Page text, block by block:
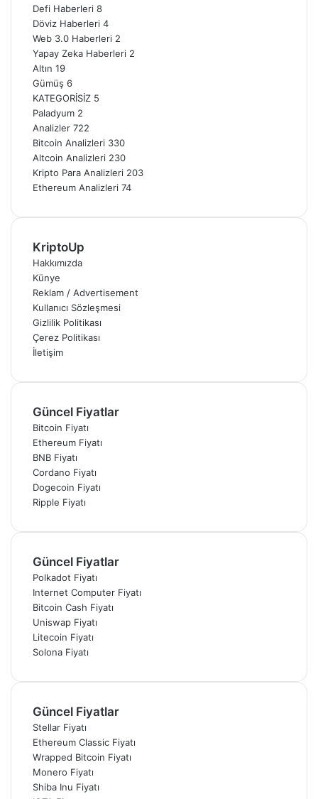
Defi Haberleri 8
Döviz Haberleri 4
Web 3.0 Haberleri 2
Yapay Zeka Haberleri 2
Altın 19
Gümüş 6
KATEGORİSİZ 5
Paladyum 2
Analizler 722
Bitcoin Analizleri 330
Altcoin Analizleri 230
Kripto Para Analizleri 203
Ethereum Analizleri 74
KriptoUp
Hakkımızda
Künye
Reklam / Advertisement
Kullanıcı Sözleşmesi
Gizlilik Politikası
Çerez Politikası
İletişim
Güncel Fiyatlar
Bitcoin Fiyatı
Ethereum Fiyatı
BNB Fiyatı
Cordano Fiyatı
Dogecoin Fiyatı
Ripple Fiyatı
Güncel Fiyatlar
Polkadot Fiyatı
Internet Computer Fiyatı
Bitcoin Cash Fiyatı
Uniswap Fiyatı
Litecoin Fiyatı
Solona Fiyatı
Güncel Fiyatlar
Stellar Fiyatı
Ethereum Classic Fiyatı
Wrapped Bitcoin Fiyatı
Monero Fiyatı
Shiba Inu Fiyatı